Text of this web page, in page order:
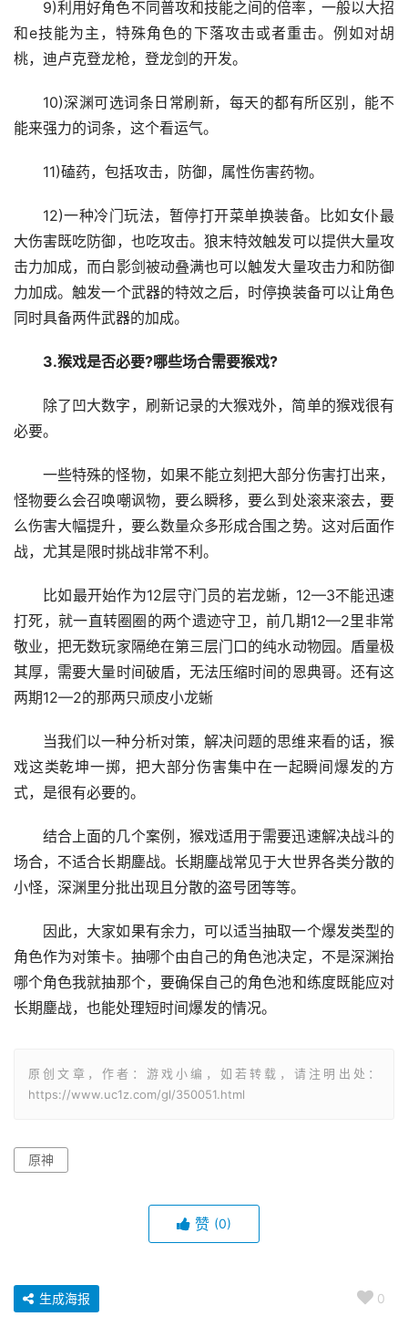
9)利用好角色不同普攻和技能之间的倍率，一般以大招
和e技能为主，特殊角色的下落攻击或者重击。例如对胡
桃，迪卢克登龙枪，登龙剑的开发。
10)深渊可选词条日常刷新，每天的都有所区别，能不
能来强力的词条，这个看运气。
11)磕药，包括攻击，防御，属性伤害药物。
12)一种冷门玩法，暂停打开菜单换装备。比如女仆最
大伤害既吃防御，也吃攻击。狼末特效触发可以提供大量攻
击力加成，而白影剑被动叠满也可以触发大量攻击力和防御
力加成。触发一个武器的特效之后，时停换装备可以让角色
同时具备两件武器的加成。
3.猴戏是否必要?哪些场合需要猴戏?
除了凹大数字，刷新记录的大猴戏外，简单的猴戏很有
必要。
一些特殊的怪物，如果不能立刻把大部分伤害打出来，
怪物要么会召唤嘲讽物，要么瞬移，要么到处滚来滚去，要
么伤害大幅提升，要么数量众多形成合围之势。这对后面作
战，尤其是限时挑战非常不利。
比如最开始作为12层守门员的岩龙蜥，12—3不能迅速
打死，就一直转圈圈的两个遗迹守卫，前几期12—2里非常
敬业，把无数玩家隔绝在第三层门口的纯水动物园。盾量极
其厚，需要大量时间破盾，无法压缩时间的恩典哥。还有这
两期12—2的那两只顽皮小龙蜥
当我们以一种分析对策，解决问题的思维来看的话，猴
戏这类乾坤一掷，把大部分伤害集中在一起瞬间爆发的方
式，是很有必要的。
结合上面的几个案例，猴戏适用于需要迅速解决战斗的
场合，不适合长期鏖战。长期鏖战常见于大世界各类分散的
小怪，深渊里分批出现且分散的盗号团等等。
因此，大家如果有余力，可以适当抽取一个爆发类型的
角色作为对策卡。抽哪个由自己的角色池决定，不是深渊抬
哪个角色我就抽那个，要确保自己的角色池和练度既能应对
长期鏖战，也能处理短时间爆发的情况。
原创文章，作者：游戏小编，如若转载，请注明出处：
https://www.uc1z.com/gl/350051.html
原神
赞 (0)
0
生成海报